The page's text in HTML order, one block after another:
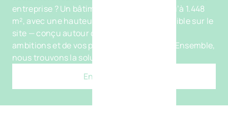
entreprise ? Un bâtiment sur mesure jusqu’à 1.448
m², avec une hauteur libre de 8 m, est possible sur le
site — conçu autour de vos process, de vos
ambitions et de vos projets de croissance. Ensemble,
nous trouvons la solution.
En savoir plus